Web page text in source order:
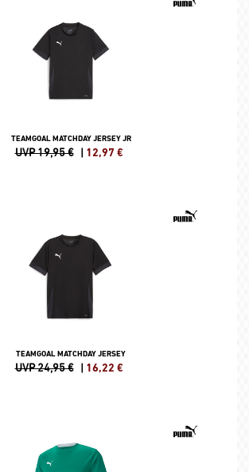
TEAMGOAL MATCHDAY JERSEY JR
UVP 19,95 € | 12,97 €
TEAMGOAL MATCHDAY JERSEY
UVP 24,95 € | 16,22 €